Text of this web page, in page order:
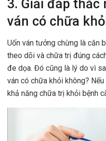
3. Giải đáp thắc
ván có chữa
Uốn ván tưởng chừng là căn
theo dõi và chữa trị đúng
đe dọa. Đó cũng là lý do vì
ván có chữa khỏi không?
khả năng chữa trị khỏi bệnh